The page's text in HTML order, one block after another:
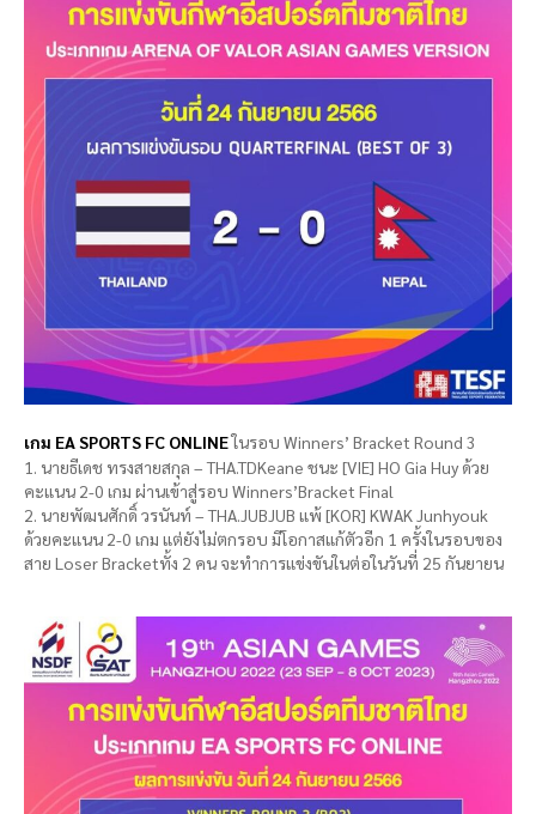
เกม EA SPORTS FC ONLINEในรอบ Winners’ Bracket Round 3
1. นายธีเดช ทรงสายสกุล – THA.TDKeane ชนะ [VIE] HO Gia Huy ด้วย
คะแนน 2-0 เกม ผ่านเข้าสู่รอบ Winners’Bracket Final
2. นายพัฒนศักดิ์ วรนันท์ – THA.JUBJUB แพ้ [KOR] KWAK Junhyouk
ด้วยคะแนน 2-0 เกม แต่ยังไม่ตกรอบ มีโอกาสแก้ตัวอีก 1 ครั้งในรอบของ
สาย Loser Bracketทั้ง 2 คน จะทำการแข่งขันในต่อในวันที่ 25 กันยายน